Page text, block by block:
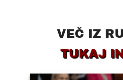
VEČ IZ
TUKAJ